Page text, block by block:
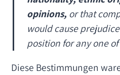
opinions, or that
would cause
position for any one
Diese Bestimmungen